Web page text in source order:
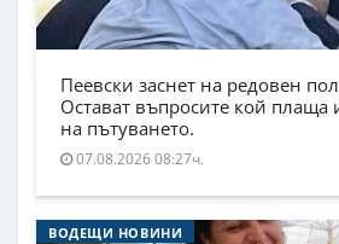
Пеевски заснет на редовен
Остават въпросите кой плаща
на пътуването.
07.08.2026 08:27ч.
ВОДЕЩИ НОВИНИ